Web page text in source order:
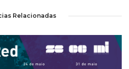
Relacionadas